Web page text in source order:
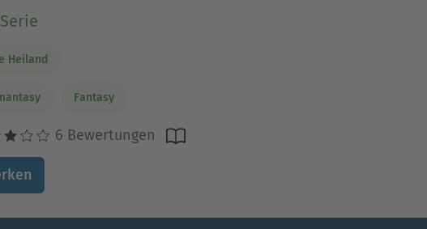
Serie
Heiland
Fantasy
6 Bewertungen